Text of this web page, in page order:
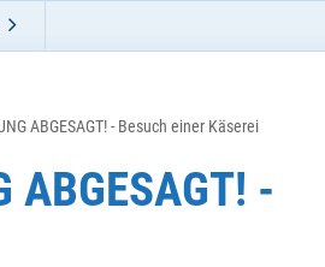
ABGESAGT! - Besuch einer Käserei
ABGESAGT! -